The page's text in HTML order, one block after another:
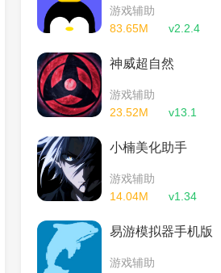
游戏辅助
83.65M
v2.2.4
神威超自然
游戏辅助
23.52M
v13.1
小楠美化助手
游戏辅助
14.04M
v1.34
易游模拟器手机版
游戏辅助